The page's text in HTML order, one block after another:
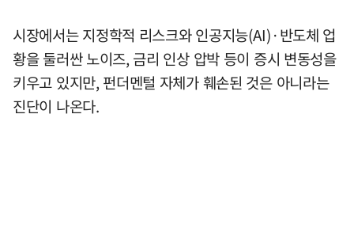
시장에서는 지정학적 리스크와 인공지능(AI)·반도체 업
황을 둘러싼 노이즈, 금리 인상 압박 등이 증시 변동성을
키우고 있지만, 펀더멘털 자체가 훼손된 것은 아니라는
진단이 나온다.